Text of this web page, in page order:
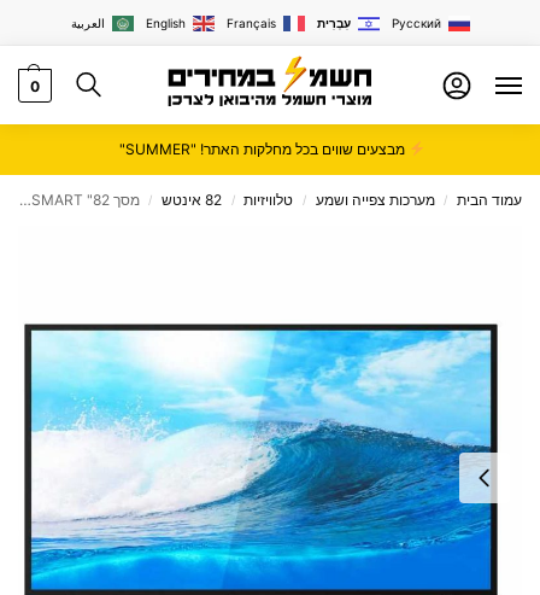
العربية English Français עִבְרִית Русский
0
מבצעים שווים בכל מחלקות האתר! "SUMMER"
עמוד הבית / מערכות צפייה ושמע / טלוויזיות / 82 אינטש / מסך 82" 4K ULTRA HD aiwa japan SMART דגם WS-828N